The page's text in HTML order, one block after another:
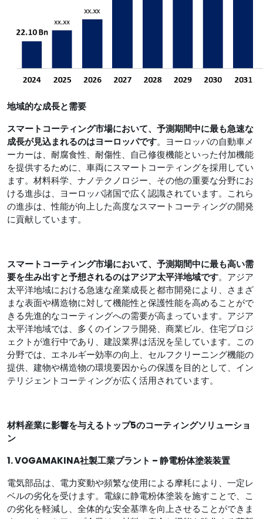
地域的な成長と需要
スマートコーティング市場において、予測期間中に最も急速な
成長が見込まれるのはヨーロッパです。ヨーロッパの自動車メ
ーカーは、耐腐食性、耐傷性、自己修復機能といった付加機能
を提供するために、車両にスマートコーティングを採用してい
ます。材料科学、ナノテクノロジー、その他の重要な分野にお
ける進歩は、ヨーロッパ諸国で広く認識されています。これら
の進歩は、性能が向上した高度なスマートコーティングの開発
に貢献しています。
スマートコーティング市場において、予測期間中に最も高い需
要を生み出すと予想されるのはアジア太平洋地域です。アジア
太平洋地域における急速な産業成長と都市開発により、さまざ
まな表面や構造物に対して機能性と保護性能を高めることがで
きる先進的なコーティングへの需要が高まっています。アジア
太平洋地域では、多くのインフラ開発、商業ビル、住宅プロジ
ェクトが進行中であり、建設業界は活況を呈しています。この
分野では、エネルギー効率の向上、セルフクリーニング機能の
提供、建物や構造物の環境要因からの保護を目的として、イン
テリジェントコーティングが広く活用されています。
材料産業に影響を与えるトップ5のコーティングソリューショ
ン
1. VOGAMAKINA社製工業プラント – 静電粉体塗装装置
電気部品は、電力変動や頻繁な使用による摩耗により、一定レ
ベルの劣化を受けます。電線に静電粉体塗装を施すことで、こ
の劣化を軽減し、全体的な安全基準を向上させることができま